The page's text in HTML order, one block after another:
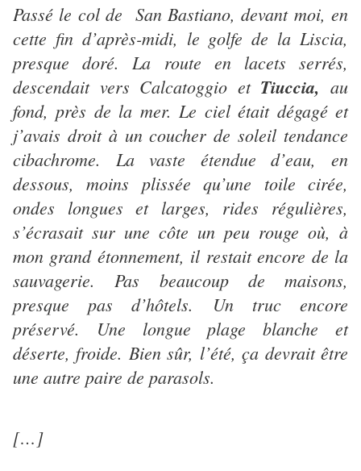
Passé le col de San Bastiano, devant moi, en
cette fin d’après-midi, le golfe de la Liscia,
presque doré. La route en lacets serrés,
descendait vers Calcatoggio et Tiuccia,au
fond, près de la mer. Le ciel était dégagé et
j’avais droit à un coucher de soleil tendance
cibachrome. La vaste étendue d’eau, en
dessous, moins plissée qu’une toile cirée,
ondes longues et larges, rides régulières,
s’écrasait sur une côte un peu rouge où, à
mon grand étonnement, il restait encore de la
sauvagerie. Pas beaucoup de maisons,
presque pas d’hôtels. Un truc encore
préservé. Une longue plage blanche et
déserte, froide. Bien sûr, l’été, ça devrait être
une autre paire de parasols.
[…]